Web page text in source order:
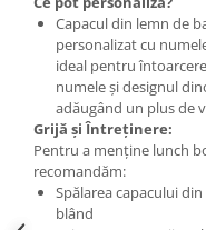
Capacul din lemn de
personalizat cu
ideal pentru
numele și designul
adăugând un plus de
Grijă și Întreținere:
Pentru a menține lunch
recomandăm:
Spălarea capacului
blând